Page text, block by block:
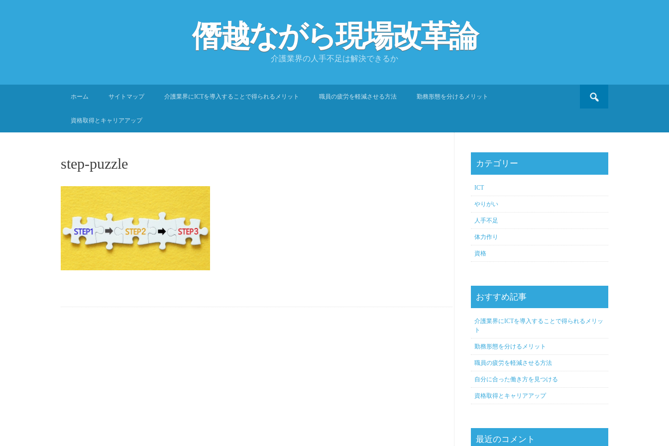
僭越ながら現場改革論
介護業界の人手不足は解決できるか
SKIP
ホーム サイトマップ 介護業界にICTを導入することで得られるメリット 職員の疲労を軽減させる方法 勤務形態を分けるメリット
資格取得とキャリアアップ
step-puzzle カテゴリー
ICT
やりがい
人手不足
体力作り
資格
おすすめ記事
介護業界にICTを導入することで得られるメリッ
ト
勤務形態を分けるメリット
職員の疲労を軽減させる方法
自分に合った働き方を見つける
資格取得とキャリアアップ
最近のコメント